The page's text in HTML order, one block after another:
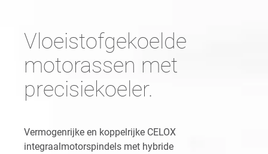
Vloeistofgekoelde
motorassen met
precisiekoeler.
Vermogenrijke en koppelrijke CELOX
integraalmotorspindels met hybride